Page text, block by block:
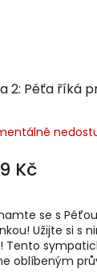
2: Péťa říká
Kč
se s
Užijte si s
Tento
oblíbeným